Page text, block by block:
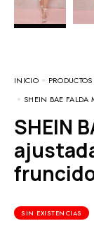
INICIO
PRODUCTOS
SHEIN BAE FALDA
SHEIN BAE Falda mediano
SIN EXISTENCIAS